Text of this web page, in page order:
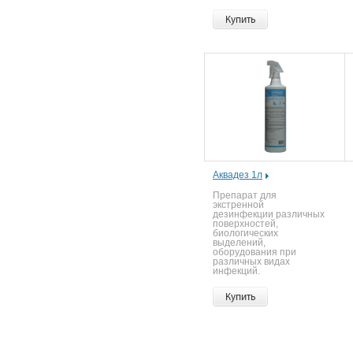
Купить
Аквадез 1л
Препарат для
экстренной
дезинфекции различных
поверхностей,
биологических
выделений,
оборудования при
различных видах
инфекций.
Купить